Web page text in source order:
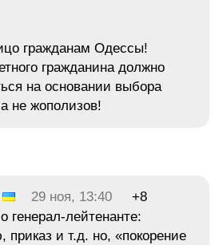
гражданам Одессы!
гражданина должно
на основании выбора
не жополизов!
29 ноя, 13:40
+8
генерал-лейтенанте:
приказ и т.д. но, «покорение